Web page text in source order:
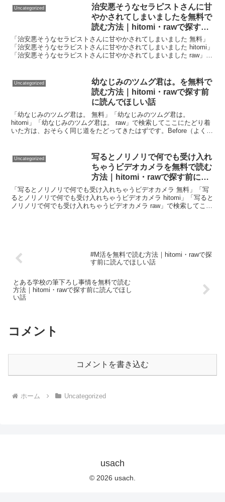
Uncategorized
治安悪そうなセラピストさんに甘
やかされてしまいましたを無料で
読む方法｜hitomi・rawで探す前
に読んでほしい話
「治安悪そうなセラピストさんに甘やかされてしまいました 無料」
「治安悪そうなセラピストさんに甘やかされてしまいました hitomi」
「治安悪そうなセラピストさんに甘やかされてしまいました raw」で
Uncategorized
幼なじみのツムグ君は。を無料で
読む方法｜hitomi・rawで探す前
に読んでほしい話
「幼なじみのツムグ君は。 無料」「幼なじみのツムグ君は。
hitomi」「幼なじみのツムグ君は。 raw」で検索してここにたどり着
いた方は、おそらく同じ道をたどってきたはずです。Before（よくあ
Uncategorized
写るとノリノリで何でも受け入れ
ちゃうビデオカメラを無料で読む
方法｜hitomi・rawで探す前に読
んでほしい話
「写るとノリノリで何でも受け入れちゃうビデオカメラ 無料」「写
るとノリノリで何でも受け入れちゃうビデオカメラ hitomi」「写ると
ノリノリで何でも受け入れちゃうビデオカメラ raw」で検索してここ
#M活を無料で読む方法｜hitomi・rawで探
す前に読んでほしい話
とある学校の筆下ろし事情を無料で読む
方法｜hitomi・rawで探す前に読んでほし
い話
コメント
コメントを書き込む
ホーム Uncategorized
usach
© 2026 usach.